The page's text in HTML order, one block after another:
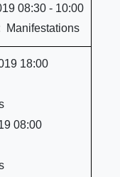
08:30 - 10:00
Manifestations
18:00
08:00